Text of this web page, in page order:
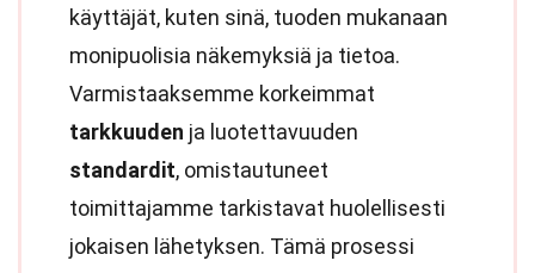
käyttäjät, kuten sinä, tuoden mukanaan
monipuolisia näkemyksiä ja tietoa.
Varmistaaksemme korkeimmat
tarkkuuden ja luotettavuuden
standardit, omistautuneet
toimittajamme tarkistavat huolellisesti
jokaisen lähetyksen. Tämä prosessi